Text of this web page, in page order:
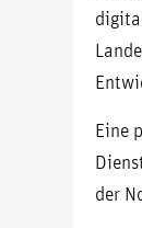
Eine
der